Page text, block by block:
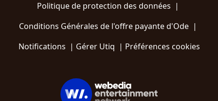
Politique de protection des données |
Conditions Générales de l'offre payante d'Ode |
Notifications | Gérer Utiq | Préférences cookies